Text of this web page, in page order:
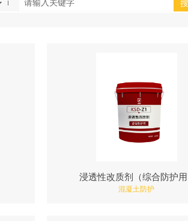
浸透性改质剂（综合防护用
混凝土防护